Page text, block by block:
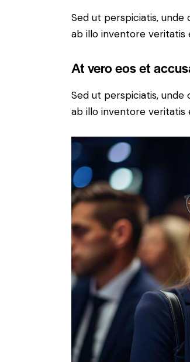
Sed ut perspiciatis,
ab illo inventore veritatis
At vero eos et
Sed ut perspiciatis,
ab illo inventore veritatis